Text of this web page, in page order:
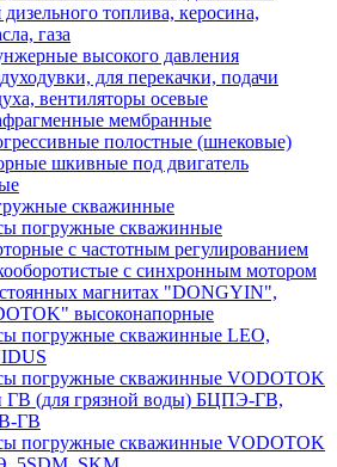
топлива, керосина,
газа
высокого давления
для перекачки, подачи
вентиляторы осевые
мембранные
полостные (шнековые)
шкивные под двигатель
скважинные
погружные скважинные
с частотным регулированием
с синхронным мотором
магнитах "DONGYIN",
высоконапорные
погружные скважинные LEO,
погружные скважинные VODOTOK
ГВ (для грязной воды) БЦПЭ-ГВ,
ГВ
погружные скважинные VODOTOK